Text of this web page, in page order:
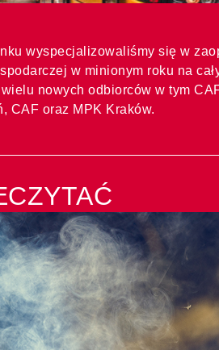
wyspecjalizowaliśmy się w
w minionym roku na
nowych odbiorców w tym
CAF oraz MPK Kraków.